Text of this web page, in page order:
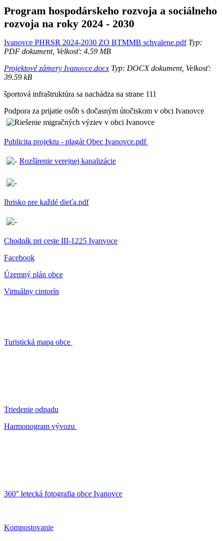
Program hospodárskeho rozvoja a sociálneho
rozvoja na roky 2024 - 2030
Ivanovce PHRSR 2024-2030 ZO BTMMB schvalene.pdfTyp:
PDF dokument, Velkosť: 4.59 MB
Projektové zámery Ivanovce.docx Typ: DOCX dokument, Velkosť:
39.59 kB
športová infraštruktúra sa nachádza na strane 111
Podpora za prijatie osôb s dočasným útočiskom v obci Ivanovce
Publicita projektu - plagát Obec Ivanovce.pdf
Rozšírenie verejnej kanalizácie
Ihrisko pre každé dieťa.pdf
Chodník pri ceste III-1225 Ivanvoce
Facebook
Územný plán obce
Virtuálny cintorín
Turistická mapa obce
Triedenie odpadu
Harmonogram vývozu
360° letecká fotografia obce Ivanovce
Kompostovanie